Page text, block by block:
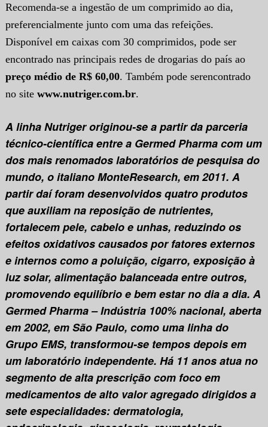
Recomenda-se a ingestão de um comprimido ao dia,
preferencialmente junto com uma das refeições.
Disponível em caixas com 30 comprimidos, pode ser
encontrado nas principais redes de drogarias do país ao
preço médio de R$ 60,00. Também pode serencontrado
no site www.nutriger.com.br.
A linha Nutriger originou-se a partir da parceria
técnico-científica entre a Germed Pharma com um
dos mais renomados laboratórios de pesquisa do
mundo, o italiano MonteResearch, em 2011. A
partir daí foram desenvolvidos quatro produtos
que auxiliam na reposição de nutrientes,
fortalecem pele, cabelo e unhas, reduzindo os
efeitos oxidativos causados por fatores externos
e internos como a poluição, cigarro, exposição à
luz solar, alimentação balanceada entre outros,
promovendo equilíbrio e bem estar no dia a dia. A
Germed Pharma – Indústria 100% nacional, aberta
em 2002, em São Paulo, como uma linha do
Grupo EMS, transformou-se tempos depois em
um laboratório independente. Há 11 anos atua no
segmento de alta prescrição com foco em
medicamentos de alto valor agregado dirigidos a
sete especialidades: dermatologia,